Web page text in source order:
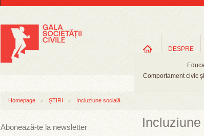
DESPRE
Comportament civic
Homepage ȘTIRI Incluziune socială
Abonează-te la newsletter